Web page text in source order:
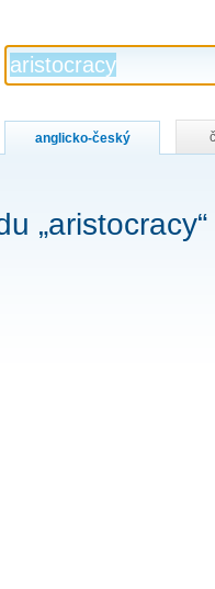
anglicko-český
„aristocracy“